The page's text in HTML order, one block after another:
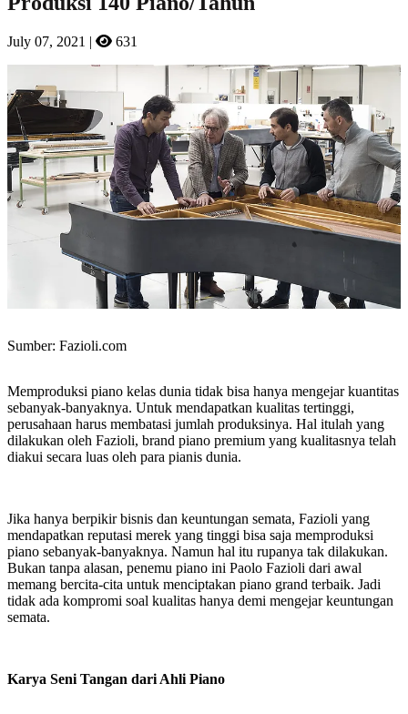
July 07, 2021 | 631
Sumber: Fazioli.com
Memproduksi piano kelas dunia tidak bisa hanya mengejar kuantitas
sebanyak-banyaknya. Untuk mendapatkan kualitas tertinggi,
perusahaan harus membatasi jumlah produksinya. Hal itulah yang
dilakukan oleh Fazioli, brand piano premium yang kualitasnya telah
diakui secara luas oleh para pianis dunia.
Jika hanya berpikir bisnis dan keuntungan semata, Fazioli yang
mendapatkan reputasi merek yang tinggi bisa saja memproduksi
piano sebanyak-banyaknya. Namun hal itu rupanya tak dilakukan.
Bukan tanpa alasan, penemu piano ini Paolo Fazioli dari awal
memang bercita-cita untuk menciptakan piano grand terbaik. Jadi
tidak ada kompromi soal kualitas hanya demi mengejar keuntungan
semata.
Karya Seni Tangan dari Ahli Piano